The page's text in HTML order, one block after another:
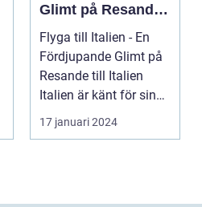
Glimt på Resande
till Italien
Flyga till Italien - En
Fördjupande Glimt på
Resande till Italien
Italien är känt för sina
fantasti...
17 januari 2024